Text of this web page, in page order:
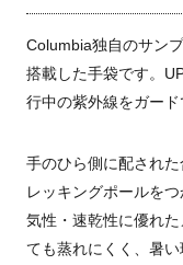
Columbia独自のサン
搭載した手袋です。
行中の紫外線をガード
手のひら側に配され
レッキングポールを
気性・速乾性に優れ
ても蒸れにくく、暑い